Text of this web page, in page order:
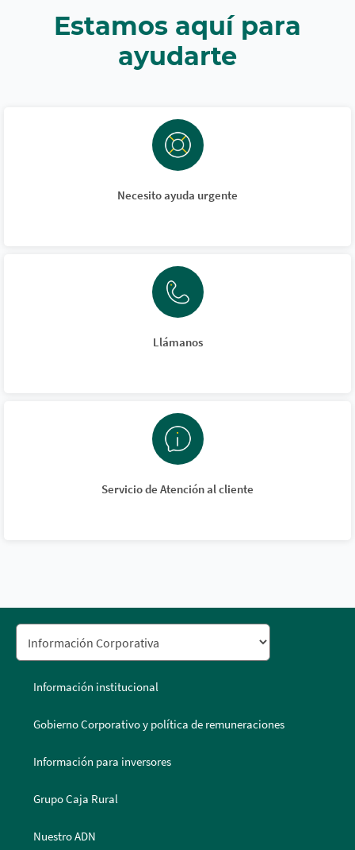
Estamos aquí para
ayudarte
Necesito ayuda urgente
Llámanos
Servicio de Atención al cliente
Información institucional
Gobierno Corporativo y política de remuneraciones
Información para inversores
Grupo Caja Rural
Nuestro ADN